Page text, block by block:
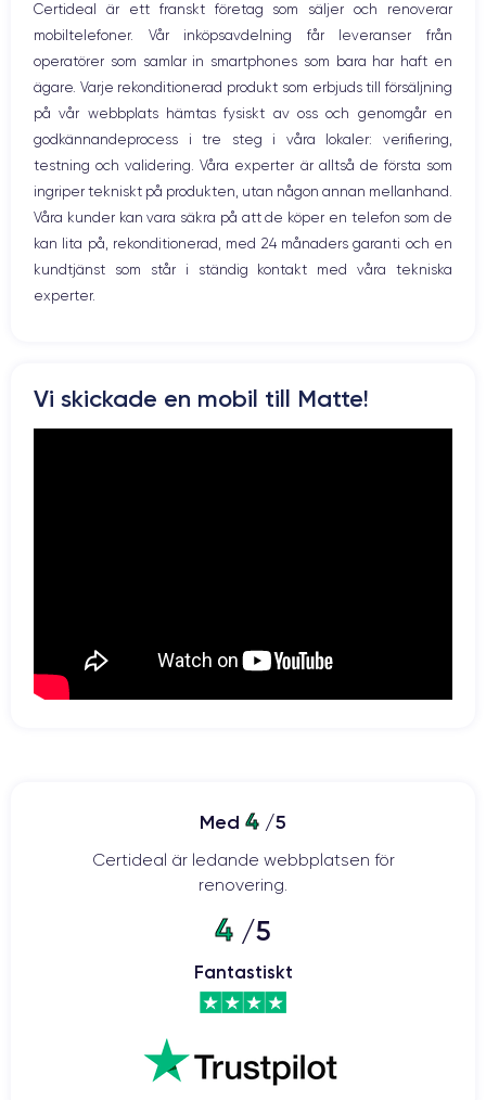
Med så mycket teknik och innovation kommer priset på telefonen att
stiga. Du kan dock enkelt dra nytta av enhetens styrkor om du väljer
att köpa en renoverad smartphone. Du kan då dra nytta av ett pris
som är upp till 70 % lägre än dess nya motsvarighet.
Skärm:
är liten men effektiv och har en OLED-skärm med en
upplösning på 2340 x 1080 pixlar och en densitet på 476 pixlar per tum.
Detta innebär att bilden på skärmen är skarp och behaglig. Dessutom
garanterar HDR-kompatibilitet och ett kontrastförhållande på 2 000
Ljud:
Batteri:
Det innebär att du kan ta kvalitetsbilder var du
än befinner dig. Dessutom kan du använda avancerad bokeh- eller
porträttbelysning med sex olika effekter så att du kan släppa loss din
Hem-knappen
Bluetooth
WiFi
Nätverk
Vibration
Prise USB
Certideal är ett franskt företag som säljer och renoverar
mobiltelefoner. Vår inköpsavdelning får leveranser från
operatörer som samlar in smartphones som bara har haft en
ägare. Varje rekonditionerad produkt som erbjuds till försäljning
på vår webbplats hämtas fysiskt av oss och genomgår en
godkännandeprocess i tre steg i våra lokaler: verifiering,
testning och validering. Våra experter är alltså de första som
ingriper tekniskt på produkten, utan någon annan mellanhand.
Våra kunder kan vara säkra på att de köper en telefon som de
kan lita på, rekonditionerad, med 24 månaders garanti och en
kundtjänst som står i ständig kontakt med våra tekniska
experter.
Vi skickade en mobil till Matte!
Med 4 /5
Certideal är ledande webbplatsen för
renovering.
4 /5
Fantastiskt